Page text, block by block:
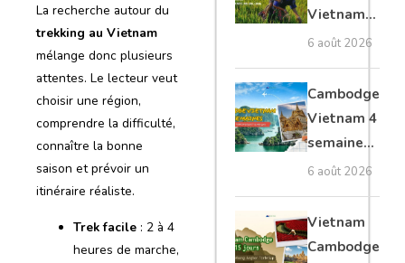
La recherche autour du
trekking au Vietnam
mélange donc plusieurs
attentes. Le lecteur veut
choisir une région,
comprendre la difficulté,
connaître la bonne
saison et prévoir un
itinéraire réaliste.
Trek facile : 2 à 4
heures de marche,
Vietnam
15 jours :
Ha Giang
loop en
moto, Ninh
Binh, Lan
6 août 2026
Cambodge
Vietnam 4
semaines :
Angkor,
Tonkin
secret &
Mékong
6 août 2026
Vietnam
Cambodge